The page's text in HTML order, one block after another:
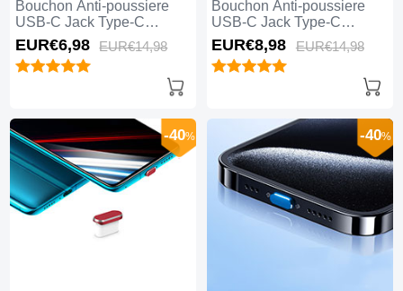
Bouchon Anti-poussiere
USB-C Jack Type-C
Universel H04 pour Apple
iPhone 15 Plus Blanc
EUR€6,98 EUR€14,98
Bouchon Anti-poussiere
USB-C Jack Type-C
Universel H03 pour Apple
iPhone 15 Plus Argent
EUR€8,98 EUR€14,98
-40% -40%